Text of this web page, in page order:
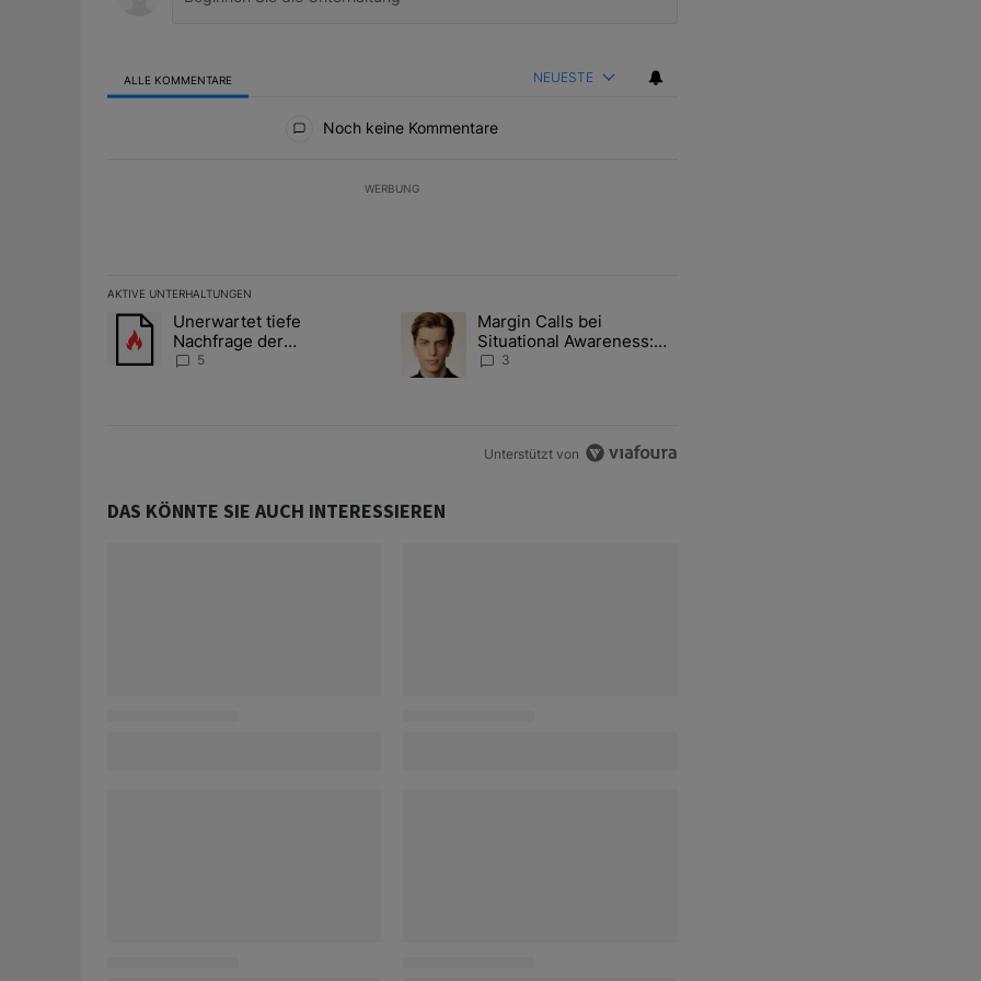
ALLE KOMMENTARE NEUESTE
Noch keine Kommentare
WERBUNG
AKTIVE UNTERHALTUNGEN
Das Folgende ist eine Liste der am meisten kommentierten Artikel der letzten 7 days.
Ein Trendartikel mit dem Titel "Unerwartet tiefe Nachfrage der Zentralbanken könnte Goldpreis weiter belasten" mit 5
Unerwartet tiefe
Nachfrage der
Zentralbanken könnte
5
Ein Trendartikel mit dem Titel "Margin Calls bei Situational Awareness: Alles
Margin Calls bei
Situational Awareness:
Alles über den Retter-
3
Unterstützt von
DAS KÖNNTE SIE AUCH INTERESSIEREN